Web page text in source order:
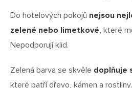
Do hotelových pokojů nejsou
zelené nebo limetkové, které
Nepodporují klid.
Zelená barva se skvěle doplňuje
které patří dřevo, kámen a